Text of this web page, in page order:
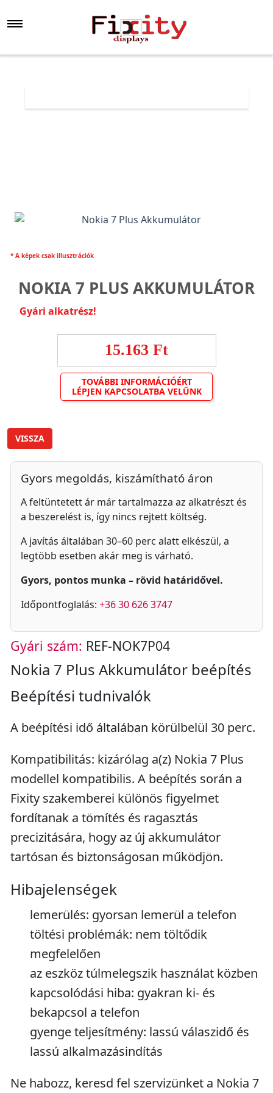
* A képek csak illusztrációk
NOKIA 7 PLUS AKKUMULÁTOR
Gyári alkatrész!
15.163 Ft
TOVÁBBI INFORMÁCIÓÉRT
LÉPJEN KAPCSOLATBA VELÜNK
VISSZA
Gyors megoldás, kiszámítható áron
A feltüntetett ár már tartalmazza az alkatrészt és
a beszerelést is, így nincs rejtett költség.
A javítás általában 30–60 perc alatt elkészül, a
legtöbb esetben akár meg is várható.
Gyors, pontos munka – rövid határidővel.
Időpontfoglalás: +36 30 626 3747
Gyári szám: REF-NOK7P04
Nokia 7 Plus Akkumulátor beépítés
Beépítési tudnivalók
A beépítési idő általában körülbelül 30 perc.
Kompatibilitás: kizárólag a(z) Nokia 7 Plus
modellel kompatibilis. A beépítés során a
Fixity szakemberei különös figyelmet
fordítanak a tömítés és ragasztás
precizitására, hogy az új akkumulátor
tartósan és biztonságosan működjön.
Hibajelenségek
lemerülés: gyorsan lemerül a telefon
töltési problémák: nem töltődik
megfelelően
az eszköz túlmelegszik használat közben
kapcsolódási hiba: gyakran ki- és
bekapcsol a telefon
gyenge teljesítmény: lassú válaszidő és
lassú alkalmazásindítás
Ne habozz, keresd fel szervizünket a Nokia 7